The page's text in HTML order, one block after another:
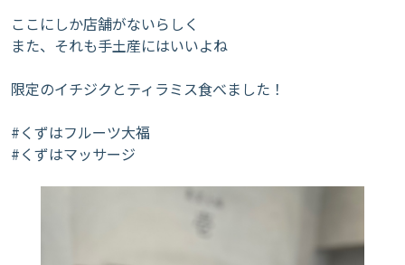
ここにしか店舗がないらしく
また、それも手土産にはいいよね
限定のイチジクとティラミス食べました！
#くずはフルーツ大福
#くずはマッサージ